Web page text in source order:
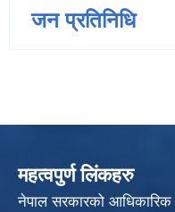
जन प्रतिनिधि
महत्वपुर्ण लिंकहरु
नेपाल सरकारको आधिकारिक